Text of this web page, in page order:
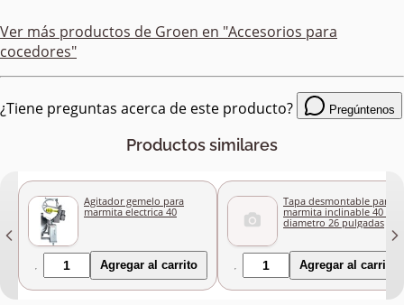
Ver más productos de Groen en "Accesorios para
cocedores"
¿Tiene preguntas acerca de este producto? Pregúntenos
Productos similares
Agitador gemelo para
marmita electrica 40
Agregar al carrito
Tapa desmontable para
marmita inclinable 40 Gal,
diametro 26 pulgadas
Agregar al carrito